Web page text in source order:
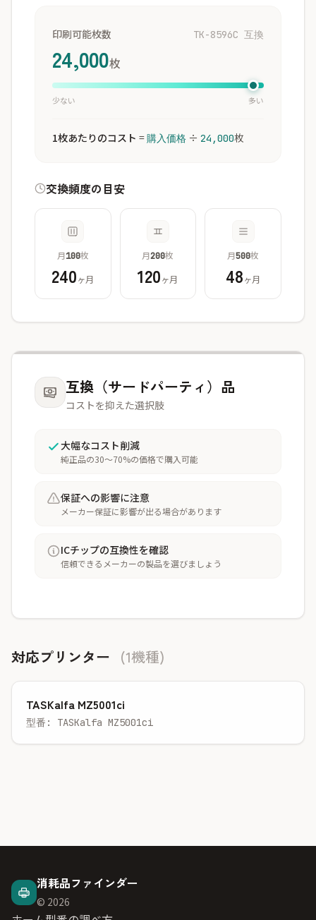
印刷可能枚数
24,000枚
TK-8596C 互換
少ない 多い
1枚あたりのコスト =購入価格 ÷ 24,000枚
交換頻度の目安
月100枚
240ヶ月
月200枚
120ヶ月
月500枚
48ヶ月
互換（サードパーティ）品
コストを抑えた選択肢
大幅なコスト削減
純正品の30〜70%の価格で購入可能
保証への影響に注意
メーカー保証に影響が出る場合があります
ICチップの互換性を確認
信頼できるメーカーの製品を選びましょう
対応プリンター (1機種)
TASKalfa MZ5001ci
型番: TASKalfa MZ5001ci
消耗品ファインダー
© 2026